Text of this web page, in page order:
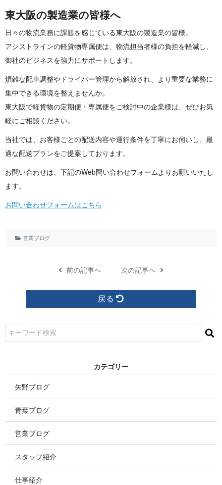
東大阪の製造業 の 皆 様 へ
日々の物流業務に課題を感じている東大阪の製造業の皆様。
アシストラインの軽貨物専属便は、物流担当者様の負担を軽減し、
御社のビジネスを強力にサポートします。
煩雑な配車調整やドライバー管理から解放され、 より重要な業務に
集中できる環境を整えませんか。
東大阪で軽貨物の定期便・専属便をご検討中の企業様は、 ぜひお気
軽にご相談ください。
当社では、お客様ごとの配送内容や運行条件を丁寧にお伺いし、 最
適な配送プランをご提案しております。
お問い合わせは、 下記のWeb問い合わせフォームよりお願いいたし
ます。
お問い合わせフォームはこちら
営業ブログ
前の記事へ 次の記事へ
戻る
カ テ ゴ リ ー
矢野ブログ
青葉ブログ
営業ブログ
スタッフ紹介
仕事紹介